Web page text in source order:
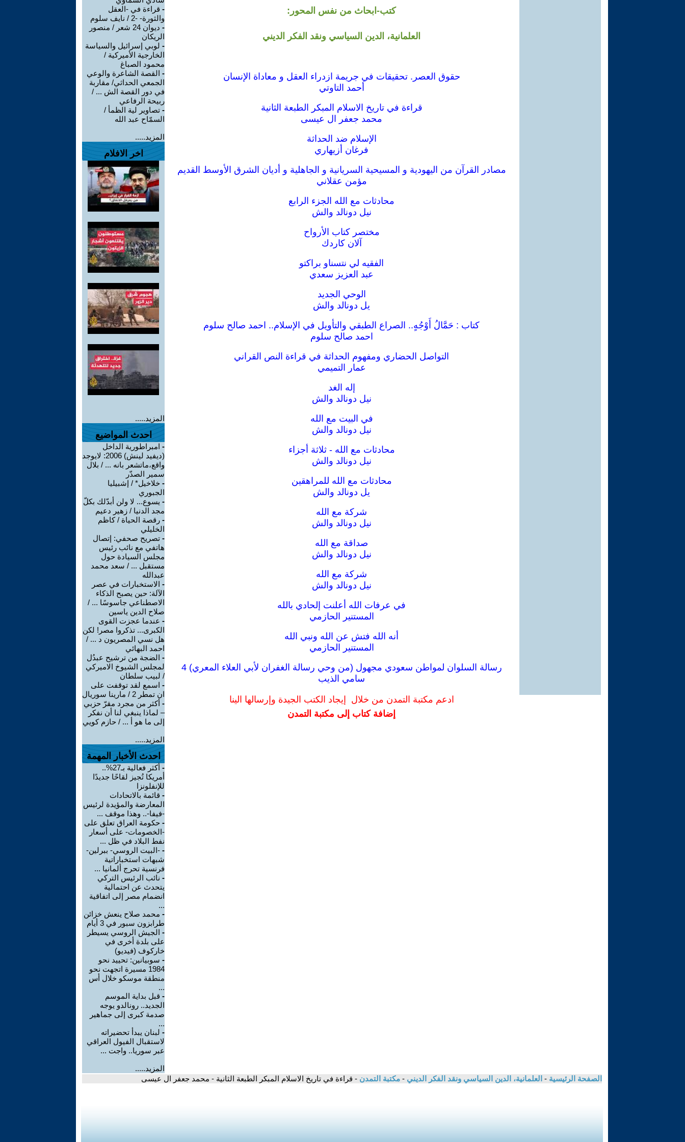
كتب-ابحاث من نفس المحور:
العلمانية، الدين السياسي ونقد الفكر الديني
حقوق العصر. تحقيقات في جريمة ازدراء العقل و معاداة الإنسان
أحمد التاوتي
قراءة في تاريخ الاسلام المبكر الطبعة الثانية
محمد جعفر ال عيسى
الإسلام ضد الحداثة
فرغان أزيهاري
مصادر القرآن من اليهودية و المسيحية السريانية و الجاهلية و أديان الشرق الأوسط القديم
مؤمن عقلاني
محادثات مع الله الجزء الرابع
نيل دونالد والش
مختصر كتاب الأرواح
آلان كاردك
الفقيه لي نتسناو براكتو
عبد العزيز سعدي
الوحي الجديد
يل دونالد والش
كتاب : حَمَّالُ أَوْجُهٍ.. الصراع الطبقي والتأويل في الإسلام.. احمد صالح سلوم
احمد صالح سلوم
التواصل الحضاري ومفهوم الحداثة في قراءة النص القراني
عمار التميمي
إله الغد
نيل دونالد والش
في البيت مع الله
نيل دونالد والش
محادثات مع الله - ثلاثة أجزاء
نيل دونالد والش
محادثات مع الله للمراهقين
يل دونالد والش
شركة مع الله
نيل دونالد والش
صداقة مع الله
نيل دونالد والش
شركة مع الله
نيل دونالد والش
في عرفات الله أعلنت إلحادي بالله
المستنير الحازمي
أنه الله فتش عن الله ونبي الله
المستنير الحازمي
رسالة السلوان لمواطن سعودي مجهول (من وحي رسالة الغفران لأبي العلاء المعري) 4
سامي الذيب
ادعم مكتبة التمدن من خلال إيجاد الكتب الجيدة وإرسالها الينا
إضافة كتاب إلى مكتبة التمدن
- قراءة في -العقل
والثورة- -2 / نايف سلوم
-
ديوان 24 شعر / منصور
الريكان
- لوبي إسرائيل والسياسة
الخارجية الأميركية /
محمود الصباغ
- القصة الشاعرة والوعي
الجمعي الحداثي/ مقاربة
في دور القصة الش ... /
ربيحة الرفاعي
- تصاوير لية الظمأ /
السمّاح عبد الله
المزيد.....
اخر الافلام
المزيد.....
احدث المواضيع
- امبراطورية الداخل
(ديفيد لينش) 2006: لايوجد
واقع،ماتشعر بانه ... / بلال
سمير الصدّر
- خلاخيل* / إشبيليا
الجبوري
- يسوع... لا ولن أبدّلك بكلّ
مجد الدنيا / زهير دعيم
- رقصة الحياة / كاظم
الخليلي
- تصريح صحفي: إتصال
هاتفي مع نائب رئيس
مجلس السيادة حول
مستقبل ... / سعد محمد
عبدالله
- الاستخبارات في عصر
الآلة: حين يصبح الذكاء
الاصطناعي جاسوسًا ... /
صلاح الدين ياسين
- عندما عجزت القوى
الكبرى... تذكروا مصر! لكن
هل نسي المصريون د ... /
احمد البهائي
- الضجة من ترشيح عبدُل
لمجلس الشيوخ الاميركي
/ لبيب سلطان
- اسمع لقد توقفت على
ان تمطر 2 / مارينا سوريال
- أكثر من مجرد مقرّ حزبي
– لماذا ينبغي لنا أن نفكر
إلى ما هو أ ... / حازم كويي
المزيد.....
احدث الأخبار المهمة
-
أكثر فعالية بـ27%..
أمريكا تُجيز لقاحًا جديدًا
للإنفلونزا
- قائمة بالاتحادات
المعارضة والمؤيدة لرئيس
-فيفا-.. وهذا موقف ...
- حكومة العراق تعلق على
-الخصومات- على أسعار
نفط البلاد في ظل ...
- -البيت الروسي- ببرلين-
شبهات استخباراتية
فرنسية تحرج ألمانيا ...
- نائب الرئيس التركي
يتحدث عن احتمالية
انضمام مصر إلى اتفاقية
...
- محمد صلاح ينعش خزائن
طرابزون سبور في 3 أيام
- الجيش الروسي يسيطر
على بلدة أخرى في
خاركوف (فيديو)
- سوبيانين: تحييد نحو
1984 مسيرة اتجهت نحو
منطقة موسكو خلال أس
...
- قبل بداية الموسم
الجديد.. رونالدو يوجه
صدمة كبرى إلى جماهير
...
- لبنان يبدأ تحضيراته
لاستقبال الفيول العراقي
عبر سوريا.. واجت ...
المزيد.....
الصفحة الرئيسية - العلمانية، الدين السياسي ونقد الفكر الديني - مكتبة التمدن - قراءة في تاريخ الاسلام المبكر الطبعة الثانية - محمد جعفر ال عيسى